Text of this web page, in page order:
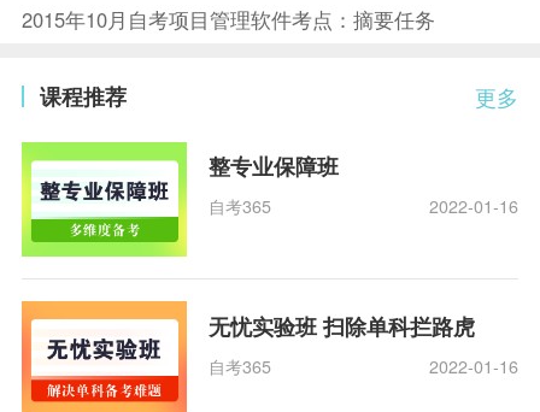
2015年10月自考项目管理软件考点：摘要任务
更多
课程推荐
整专业保障班
自考365 2022-01-16
无忧实验班 扫除单科拦路虎
自考365 2022-01-16